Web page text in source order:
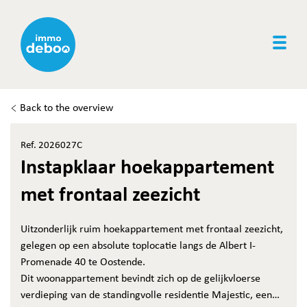
Back to the overview
Ref. 2026027C
Instapklaar hoekappartement
met frontaal zeezicht
Uitzonderlijk ruim hoekappartement met frontaal zeezicht,
gelegen op een absolute toplocatie langs de Albert I-
Promenade 40 te Oostende.
Dit woonappartement bevindt zich op de gelijkvloerse
verdieping van de standingvolle residentie Majestic, een